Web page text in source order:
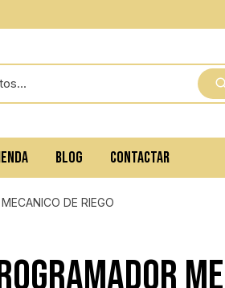
BLOG CONTACTAR
DE RIEGO